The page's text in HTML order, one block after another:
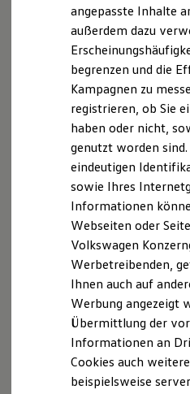
Kosten und Kauf
Kaufoptionen
E-Auto-Förderung
Software und
Die ID.
ID. Software
Digitale Extras
Schnittstellen
Hybridautos
Marke und Erlebnis
Volkswagen R und R
R-Modelle
R Experience
Driving Experience
Factory visit
Lifestyle Shop
Golf Kollektion
ID. Kollektion
Volkswagen
GTI Kollektion
Fußball Drop
Datenschutzerklärungen
Lizenzhinweise Dritter
Angaben zum Digital Services Act
Produktsicherheitsinformationen
Disclaimer von Volkswagen
Zul. Anhängelast, gebremst
nach gewählter
Im Rahmen der Grenzen des
Der Fahrer muss jederzeit
übersteuern und wird nicht
entbunden, das Fahrzeug
Die in dieser Darstellung
Ausstattungen können in
deutschen Lieferprogramm
angepasste Inhalte
außerdem dazu
begrenzen und die
Kampagnen zu
registrieren, ob Sie
haben oder nicht,
genutzt worden
eindeutigen
sowie Ihres
Informationen
Webseiten oder
Volkswagen
Werbetreibenden,
Ihnen auch auf
Werbung angezeigt
Übermittlung der
Informationen an
Cookies auch
beispielsweise